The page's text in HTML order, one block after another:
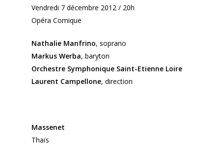
Vendredi 7 décembre 2012 / 20h
Opéra Comique
Nathalie Manfrino, soprano
Markus Werba, baryton
Orchestre Symphonique Saint-Etienne Loire
Laurent Campellone, direction
Massenet
Thaïs